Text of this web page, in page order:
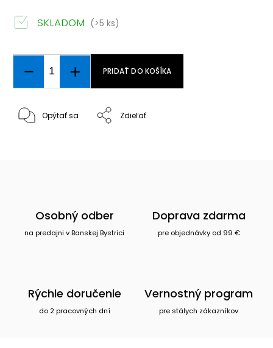
SKLADOM (>5 ks)
PRIDAŤ DO KOŠÍKA
Opýtať sa Zdieľať
Osobný odber
na predajni v Banskej Bystrici
Doprava zdarma
pre objednávky od 99 €
Rýchle doručenie
do 2 pracovných dní
Vernostný program
pre stálych zákazníkov